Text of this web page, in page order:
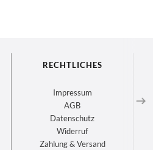
RECHTLICHES
Impressum
AGB
Datenschutz
Widerruf
Zahlung & Versand